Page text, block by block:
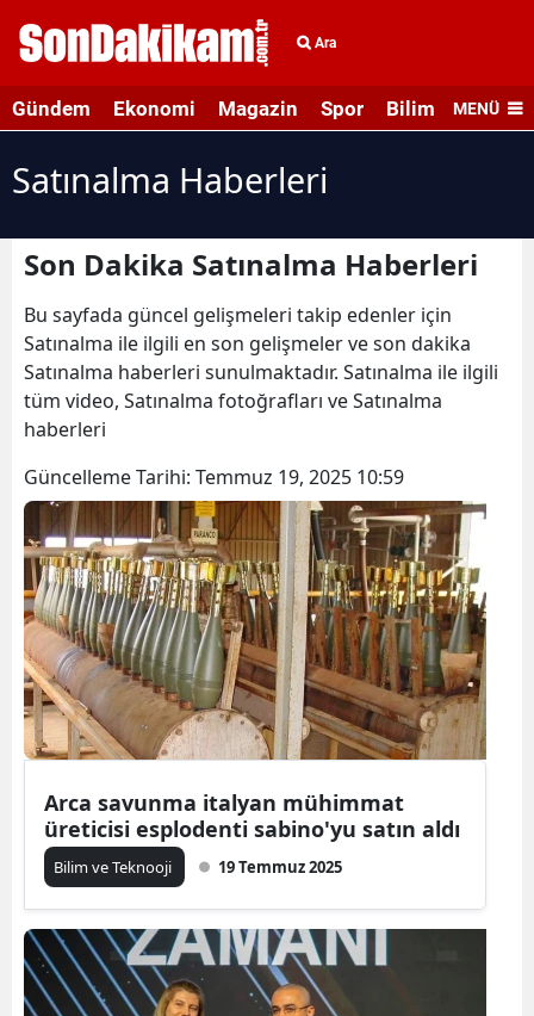
Ara
Gündem Ekonomi Magazin Spor Bilim veMENÜ
Satınalma Haberleri
Son Dakika Satınalma Haberleri
Bu sayfada güncel gelişmeleri takip edenler için
Satınalma ile ilgili en son gelişmeler ve son dakika
Satınalma haberleri sunulmaktadır. Satınalma ile ilgili
tüm video, Satınalma fotoğrafları ve Satınalma
haberleri
Güncelleme Tarihi: Temmuz 19, 2025 10:59
Arca savunma italyan mühimmat
üreticisi esplodenti sabino'yu satın aldı
Bilim ve Teknooji 19 Temmuz 2025